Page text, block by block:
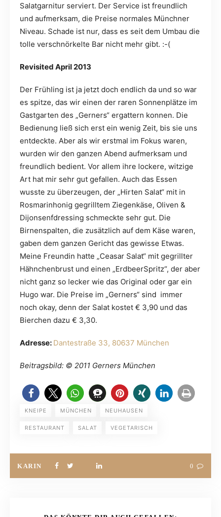
Salatgarnitur serviert. Der Service ist freundlich
und aufmerksam, die Preise normales Münchner
Niveau. Schade ist nur, dass es seit dem Umbau die
tolle verschnörkelte Bar nicht mehr gibt. :-(
Revisited April 2013
Der Frühling ist ja jetzt doch endlich da und so war
es spitze, das wir einen der raren Sonnenplätze im
Gastgarten des „Gerners“ ergattern konnen. Die
Bedienung ließ sich erst ein wenig Zeit, bis sie uns
entdeckte. Aber als wir erstmal im Fokus waren,
wurden wir den ganzen Abend aufmerksam und
freundlich bedient. Vor allem ihre lockere, witzige
Art hat mir sehr gut gefallen. Auch das Essen
wusste zu überzeugen, der „Hirten Salat“ mit in
Rosmarinhonig gegrilltem Ziegenkäse, Oliven &
Dijonsenfdressing schmeckte sehr gut. Die
Birnenspalten, die zusätzlich auf dem Käse waren,
gaben dem ganzen Gericht das gewisse Etwas.
Meine Freundin hatte „Ceasar Salat“ mit gegrillter
Hähnchenbrust und einen „ErdbeerSpritz“, der aber
nicht ganz so lecker wie das Original oder gar ein
Hugo war. Die Preise im „Gerners“ sind immer
noch okay, denn der Salat kostet € 3,90 und das
Bierchen dazu € 3,30.
Adresse: Dantestraße 33, 80637 München
Beitragsbild: © 2011 Gerners München
KNEIPE MÜNCHEN NEUHAUSEN
RESTAURANT SALAT VEGETARISCH
KARIN 0